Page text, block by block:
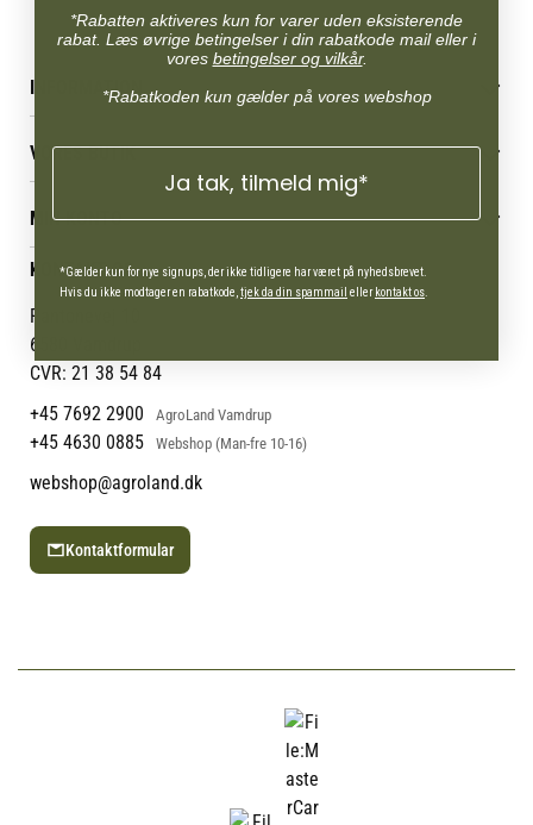
INFORMATION
Reklamations- & fortrydelsesret
Levering & afhentning
Følg din bestilling
Persondatapolitik
Cookies
Returportal
VORES BUTIK
Job
Mærker
Om os
Om Vestjyllands Andel
Blog
Ofte stillede spørgsmål
MIN KONTO
Administrer min konto
Min Konto
KONTAKT OS
Pantonevej 10
6580 Vamdrup
CVR: 21 38 54 84
+45 7692 2900
AgroLand Vamdrup
+45 4630 0885 Webshop (Man-fre 10-16)
webshop@agroland.dk
Kontaktformular
*Rabatten aktiveres kun for varer uden eksisterende
rabat. Læs øvrige betingelser i din rabatkode mail eller i
vores betingelser og vilkår.
*Rabatkoden kun gælder på vores webshop
Ja tak, tilmeld mig*
*Gælder kun for nye signups, der ikke tidligere har været på nyhedsbrevet.
Hvis du ikke modtager en rabatkode, tjek da din spammail ellerkontakt os